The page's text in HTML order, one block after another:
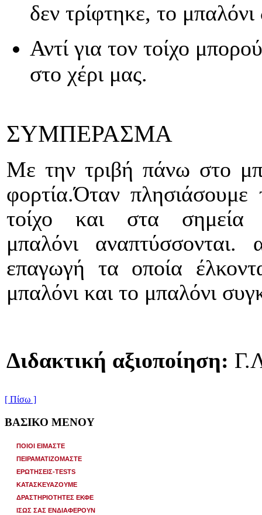
δεν τρίφτηκε, το
Αντί για τον τοίχο
στο χέρι μας.
ΣΥΜΠΕΡΑΣΜΑ
Με την τριβή πάνω στο
φορτία.Όταν πλησιάσουμε
τοίχο
και στα σημεία
μπαλόνι
αναπτύσσονται.
επαγωγή τα οποία
μπαλόνι και το μπαλόνι
Διδακτική αξιοποίηση:
[ Πίσω ]
ΒΑΣΙΚΟ ΜΕΝΟΥ
ΠΟΙΟΙ ΕΙΜΑΣΤΕ
ΠΕΙΡΑΜΑΤΙΖΟΜΑΣΤΕ
ΕΡΩΤΗΣΕΙΣ-TESTS
ΚΑΤΑΣΚΕΥΑΖΟΥΜΕ
ΔΡΑΣΤΗΡΙΟΤΗΤΕΣ ΕΚΦΕ
ΙΣΩΣ ΣΑΣ ΕΝΔΙΑΦΕΡΟΥΝ